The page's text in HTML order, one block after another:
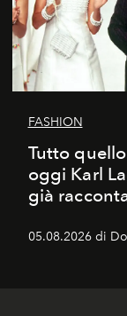
FASHION
Tutto
oggi Karl
già
05.08.2026 di